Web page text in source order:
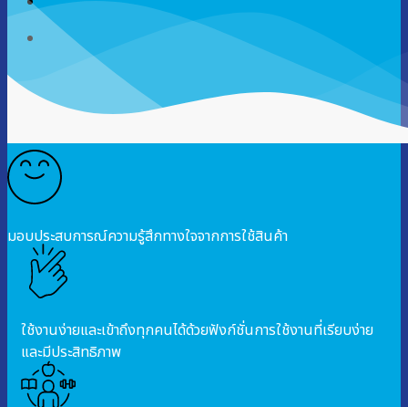
มอบประสบการณ์ความรู้สึกทางใจจากการใช้สินค้า
ใช้งานง่ายและเข้าถึงทุกคนได้ด้วยฟังก์ชั่นการใช้งานที่เรียบง่าย
และมีประสิทธิภาพ